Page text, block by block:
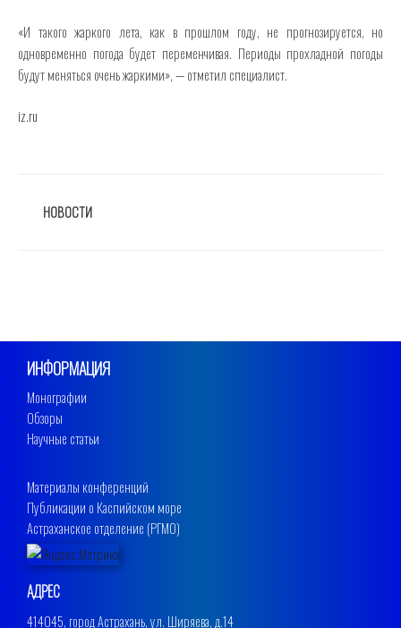
«И такого жаркого лета, как в прошлом году, не прогнозируется, но
одновременно погода будет переменчивая. Периоды прохладной погоды
будут меняться очень жаркими», — отметил специалист.
iz.ru
РУБРИКИ
НОВОСТИ
ИНФОРМАЦИЯ
Монографии
Обзоры
Научные статьи
Материалы конференций
Публикации о Каспийском море
Астраханское отделение (РГМО)
АДРЕС
414045, город Астрахань, ул. Ширяева, д.14